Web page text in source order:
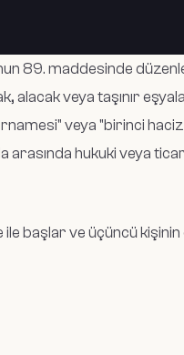
89. maddesinde
alacak veya taşınır
veya "birinci
arasında hukuki veya
başlar ve üçüncü